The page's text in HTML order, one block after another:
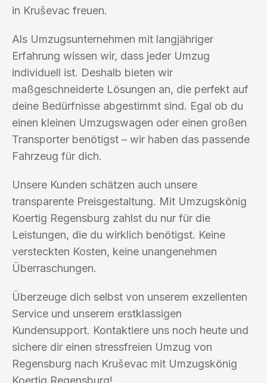
in Kruševac freuen.
Als Umzugsunternehmen mit langjähriger
Erfahrung wissen wir, dass jeder Umzug
individuell ist. Deshalb bieten wir
maßgeschneiderte Lösungen an, die perfekt auf
deine Bedürfnisse abgestimmt sind. Egal ob du
einen kleinen Umzugswagen oder einen großen
Transporter benötigst – wir haben das passende
Fahrzeug für dich.
Unsere Kunden schätzen auch unsere
transparente Preisgestaltung. Mit Umzugskönig
Koertig Regensburg zahlst du nur für die
Leistungen, die du wirklich benötigst. Keine
versteckten Kosten, keine unangenehmen
Überraschungen.
Überzeuge dich selbst von unserem exzellenten
Service und unserem erstklassigen
Kundensupport. Kontaktiere uns noch heute und
sichere dir einen stressfreien Umzug von
Regensburg nach Kruševac mit Umzugskönig
Koertig Regensburg!